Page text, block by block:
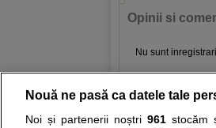
Opinii si
Nu sunt inregistrari
Resurse:
Nouă ne pasă ca datele tale
Noi și partenerii noștri 961stocăm